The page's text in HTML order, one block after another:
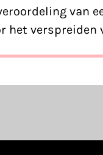
van
het verspreiden
Het laat zien